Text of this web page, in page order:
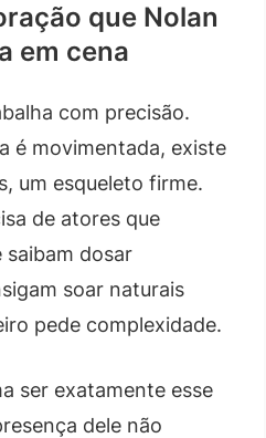
que Nolan
em cena
com precisão.
é movimentada, existe
um esqueleto firme.
de atores que
dosar
soar naturais
pede complexidade.
ser exatamente esse
dele não